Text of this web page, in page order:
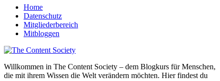
Home
Datenschutz
Mitgliederbereich
Mitbloggen
Willkommen in The Content Society – dem Blogkurs für Menschen,
die mit ihrem Wissen die Welt verändern möchten. Hier findest du